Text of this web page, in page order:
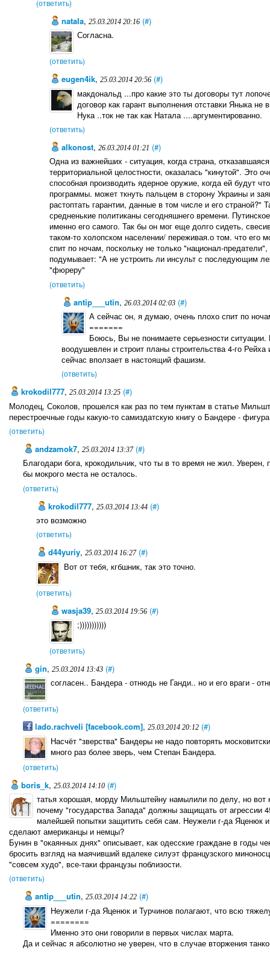
(ответить)
natala, 25.03.2014 20:16 (#)
Согласна.
(ответить)
eugen4ik, 25.03.2014 20:56 (#)
макдональд ...про какие это ты договоры тут
договор как гарант выполнения отставки Яныка
Нука ..ток не так как Натала ....аргументированно.
(ответить)
alkonost, 26.03.2014 01:21 (#)
Одна из важнейших - ситуация, когда страна,
территориальной целостности, оказалась "кинутой". Это
способная производить ядерное оружие, когда ей будут
программы. может ткнуть пальцем в сторону Украины и
растоптать гарантии, данные в том числе и его
средненькие политиканы сегодняшнего времени.
именно его самого. Так бы он мог еще долго сидеть,
таком-то холопском населении/ переживая.о том. что его
спит по ночам, поскольку не только "национал-
подумывает: "А не устроить ли инсульт с последующим
"фюреру"
(ответить)
antip___utin,26.03.2014 02:03 (#)
А сейчас он, я думаю, очень плохо спит по
=======
Боюсь, Вы не понимаете серьезности
воодушевлен и строит планы строительства 4-го
сейчас вползает в настоящий фашизм.
(ответить)
krokodil777, 25.03.2014 13:25 (#)
Молодец, Соколов, прошелся как раз по тем пунктам в статье
перестроечные годы какую-то самиздатскую книгу о Бандере -
(ответить)
andzamok7, 25.03.2014 13:37 (#)
Благодари бога, крокодильчик, что ты в то время не жил.
бы мокрого места не осталось.
(ответить)
krokodil777,25.03.2014 13:44 (#)
это возможно
(ответить)
d44yuriy,25.03.2014 16:27 (#)
Вот от тебя, кгбшник, так это точно.
(ответить)
wasja39, 25.03.2014 19:56 (#)
;)))))))))))
(ответить)
gin, 25.03.2014 13:43 (#)
согласен.. Бандера - отнюдь не Ганди.. но и его враги -
(ответить)
lado.rachveli [facebook.com], 25.03.2014 20:12 (#)
Насчёт "зверства" Бандеры не надо повторять
много раз более зверь, чем Степан Бандера.
(ответить)
boris_k, 25.03.2014 14:10 (#)
татья хорошая, морду Мильштейну намылили по делу, но вот
почему "государства Запада" должны защищать от агрессии
малейшей попытки защитить себя сам. Неужели г-да Яценюк
сделают американцы и немцы?
Бунин в "окаянных днях" описывает, как одесские граждане в годы
бросить взгляд на маячивший вдалеке силуэт французского
"совсем худо", все-таки французы поблизости.
(ответить)
antip___utin, 25.03.2014 14:22 (#)
Неужели г-да Яценюк и Турчинов полагают, что всю
========
Именно это они говорили в первых числах марта.
Да и сейчас я абсолютно не уверен, что в случае вторжения